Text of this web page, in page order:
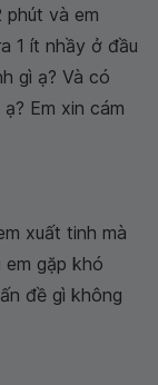
và em
1 ít nhầy ở đầu
gì ạ? Và có
Em xin cám
xuất tinh mà
em gặp khó
đề gì không